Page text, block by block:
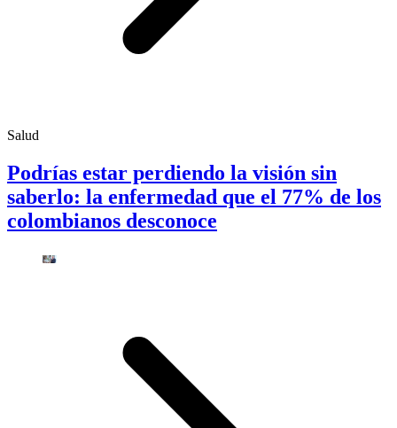
Salud
Podrías estar perdiendo la visión sin
saberlo: la enfermedad que el 77% de los
colombianos desconoce